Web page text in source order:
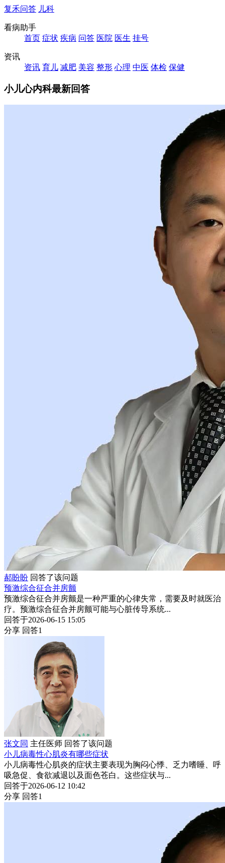
复禾问答 儿科
看病助手
首页 症状 疾病 问答 医院 医生 挂号
资讯
资讯 育儿 减肥 美容 整形 心理 中医 体检 保健
小儿心内科最新回答
郝盼盼 回答了该问题
预激综合征合并房颤
预激综合征合并房颤是一种严重的心律失常，需要及时就医治
疗。预激综合征合并房颤可能与心脏传导系统...
回答于2026-06-15 15:05
分享 回答1
张文同 主任医师 回答了该问题
小儿病毒性心肌炎有哪些症状
小儿病毒性心肌炎的症状主要表现为胸闷心悸、乏力嗜睡、呼
吸急促、食欲减退以及面色苍白。这些症状与...
回答于2026-06-12 10:42
分享 回答1